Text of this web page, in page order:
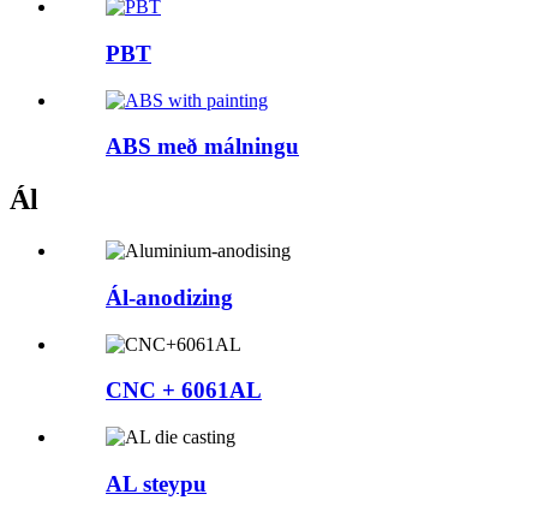
PBT
ABS með málningu
Ál
Ál-anodizing
CNC + 6061AL
AL steypu